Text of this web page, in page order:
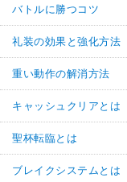
バトルに勝つコツ
礼装の効果と強化方法
重い動作の解消方法
キャッシュクリアとは
聖杯転臨とは
ブレイクシステムとは